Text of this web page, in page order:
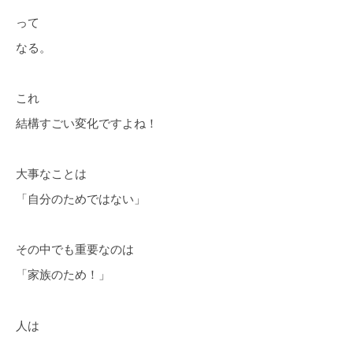
って
なる。
これ
結構すごい変化ですよね！
大事なことは
「自分のためではない」
その中でも重要なのは
「家族のため！」
人は